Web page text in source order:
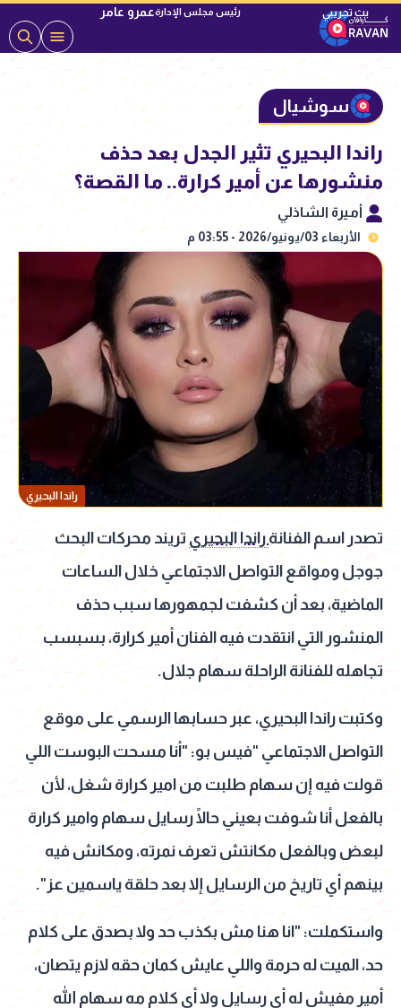
رئيس مجلس الإدارةعمرو عامر
سوشيال
راندا البحيري تثير الجدل بعد حذف
منشورها عن أمير كرارة.. ما القصة؟
أميرة الشاذلي
الأربعاء 03/يونيو/2026 - 03:55 م
راندا البحيري
تصدر اسم الفنانة راندا البحيري تريند محركات البحث
جوجل ومواقع التواصل الاجتماعي خلال الساعات
الماضية، بعد أن كشفت لجمهورها سبب حذف
المنشور التي انتقدت فيه الفنان أمير كرارة، بسبسب
تجاهله للفنانة الراحلة سهام جلال.
وكتبت راندا البحيري، عبر حسابها الرسمي على موقع
التواصل الاجتماعي "فيس بو: "أنا مسحت البوست اللي
قولت فيه إن سهام طلبت من امير كرارة شغل، لأن
بالفعل أنا شوفت بعيني حالًا رسايل سهام وامير كرارة
لبعض وبالفعل مكانتش تعرف نمرته، ومكانش فيه
بينهم أي تاريخ من الرسايل إلا بعد حلقة ياسمين عز".
واستكملت: "انا هنا مش بكذب حد ولا بصدق على كلام
حد، الميت له حرمة واللي عايش كمان حقه لازم يتصان،
أمير مفيش له أي رسايل ولا أي كلام مه سهام الله